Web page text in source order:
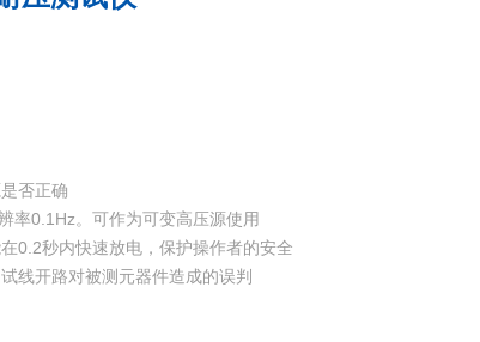
否正确
率0.1Hz。可作为可变高压源使用
0.2秒内快速放电，保护操作者的安全
线开路对被测元器件造成的误判